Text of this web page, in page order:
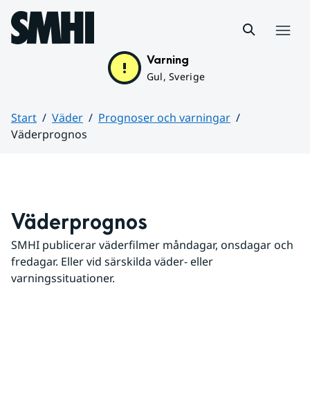
Hoppa till sidans innehåll
Varning
Gul, Sverige
Start Väder
Prognoser och varningar
Väderprognos
Väderprognos
SMHI publicerar väderfilmer måndagar, onsdagar och
fredagar. Eller vid särskilda väder- eller
varningssituationer.